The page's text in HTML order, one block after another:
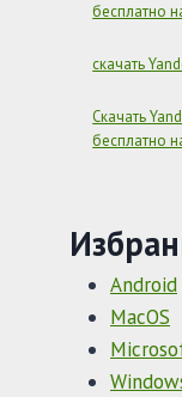
бесплатно
скачать
Скачать
бесплатно
Android
MacOS